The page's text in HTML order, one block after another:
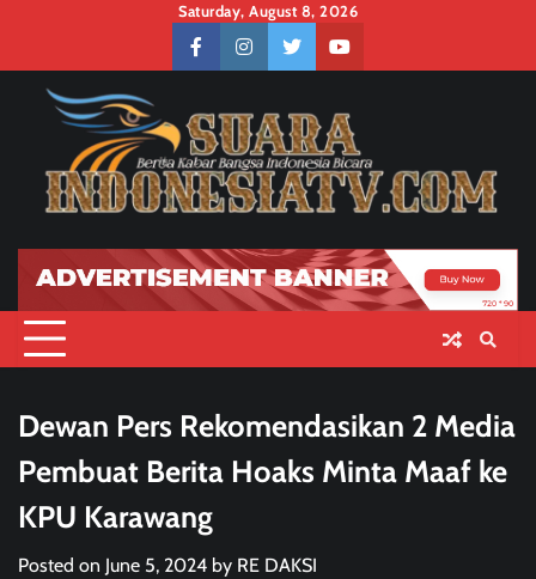
content
Saturday, August 8, 2026
facebookinstagramtwitteryoutube
Dewan Pers Rekomendasikan 2 Media
Pembuat Berita Hoaks Minta Maaf ke
KPU Karawang
Posted on June 5, 2024 by RE DAKSI